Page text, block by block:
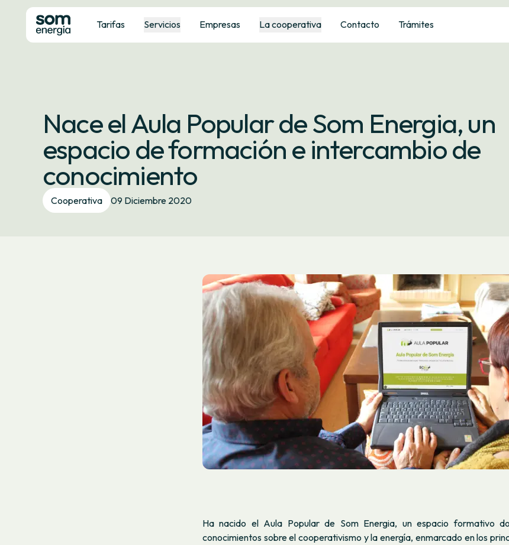
Tarifas Servicios Empresas La cooperativa Contacto Trámites
Nace el Aula Popular de Som Energia, un
espacio de formación e intercambio de
conocimiento
Cooperativa 09 Diciembre 2020
Ha nacido el Aula Popular de Som Energia, un espacio formativo
conocimientos sobre el cooperativismo y la energía, enmarcado en los